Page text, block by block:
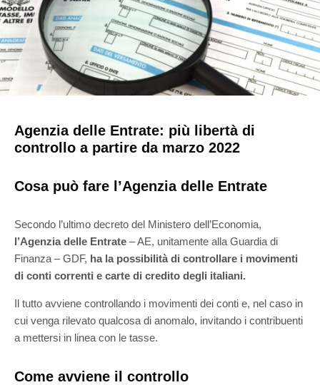
Agenzia delle Entrate: più libertà di
controllo a partire da marzo 2022
Cosa può fare l’Agenzia delle Entrate
Secondo l’ultimo decreto del Ministero dell’Economia,
l’Agenzia delle Entrate – AE, unitamente alla Guardia di
Finanza – GDF, ha la possibilità di controllare i movimenti
di conti correnti e carte di credito degli italiani.
Il tutto avviene controllando i movimenti dei conti e, nel caso in
cui venga rilevato qualcosa di anomalo, invitando i contribuenti
a mettersi in linea con le tasse.
Come avviene il controllo